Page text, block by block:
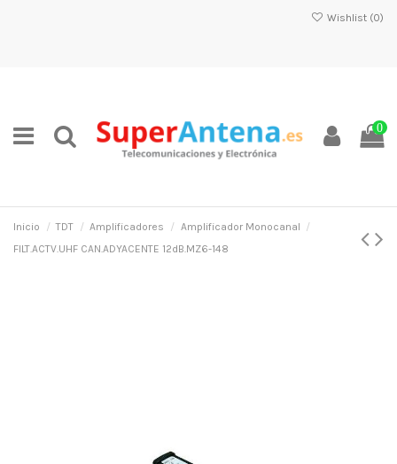
Wishlist (0)
0
Inicio TDT Amplificadores
Amplificador Monocanal
FILT.ACTV.UHF CAN.ADYACENTE 12dB.MZ6-148